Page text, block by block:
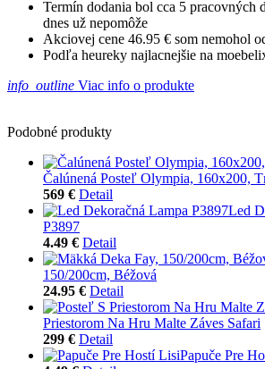
Termín dodania bol cca 5 pracovných
dnes už nepomôže
Akciovej cene 46.95 € som nemohol
Podľa heureky najlacnejšie na
info_outline Viac info o produkte
Podobné produkty
Čalúnená Posteľ Olympia, 160x200,
569 € Detail
Led
P3897
4.49 € Detail
150/200cm, Béžová
24.95 € Detail
Priestorom Na Hru Malte Záves Safari
299 € Detail
Papuče Pre